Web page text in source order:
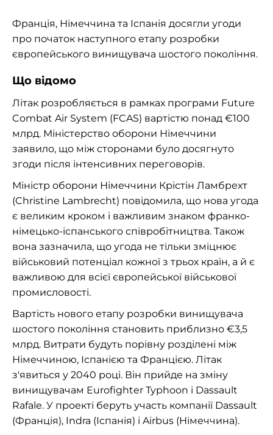
Франція, Німеччина та Іспанія досягли угоди
про початок наступного етапу розробки
європейського винищувача шостого покоління.
Що відомо
Літак розробляється в рамках програми Future
Combat Air System (FCAS) вартістю понад €100
млрд. Міністерство оборони Німеччини
заявило, що між сторонами було досягнуто
згоди після інтенсивних переговорів.
Міністр оборони Німеччини Крістін Ламбрехт
(Christine Lambrecht) повідомила, що нова угода
є великим кроком і важливим знаком франко-
німецько-іспанського співробітництва. Також
вона зазначила, що угода не тільки зміцнює
військовий потенціал кожної з трьох країн, а й є
важливою для всієї європейської військової
промисловості.
Вартість нового етапу розробки винищувача
шостого покоління становить приблизно €3,5
млрд. Витрати будуть порівну розділені між
Німеччиною, Іспанією та Францією. Літак
з'явиться у 2040 році. Він прийде на зміну
винищувачам Eurofighter Typhoon і Dassault
Rafale. У проекті беруть участь компанії Dassault
(Франція), Indra (Іспанія) і Airbus (Німеччина).